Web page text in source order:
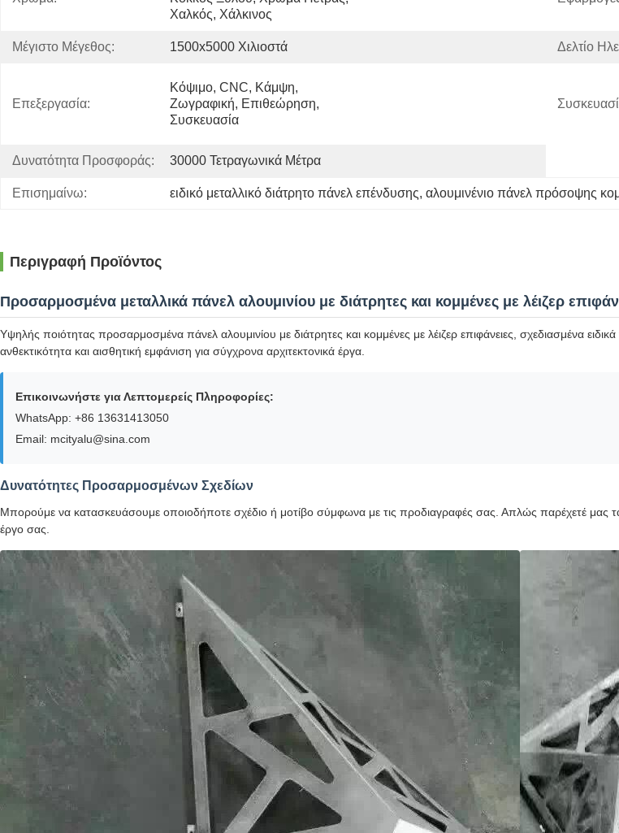
Χαλκός, Χάλκινος
Μέγιστο Μέγεθος: 1500x5000 Χιλιοστά Δελτίο
Επεξεργασία:
Κόψιμο, CNC, Κάμψη,
Ζωγραφική, Επιθεώρηση,
Συσκευασία
Δυνατότητα Προσφοράς: 30000 Τετραγωνικά Μέτρα
Επισημαίνω: ειδικό μεταλλικό διάτρητο πάνελ επένδυσης, αλουμινένιο πάνελ πρόσοψης
Περιγραφή Προϊόντος
Προσαρμοσμένα μεταλλικά πάνελ αλουμινίου με διάτρητες και κομμένες με λέιζερ
Υψηλής ποιότητας προσαρμοσμένα πάνελ αλουμινίου με διάτρητες και κομμένες με λέιζερ επιφάνειες, σχεδιασμένα
ανθεκτικότητα και αισθητική εμφάνιση για σύγχρονα αρχιτεκτονικά έργα.
Επικοινωνήστε για Λεπτομερείς Πληροφορίες:
WhatsApp: +86 13631413050
Email: mcityalu@sina.com
Δυνατότητες Προσαρμοσμένων Σχεδίων
Μπορούμε να κατασκευάσουμε οποιοδήποτε σχέδιο ή μοτίβο σύμφωνα με τις προδιαγραφές σας. Απλώς παρέχετέ μας
έργο σας.